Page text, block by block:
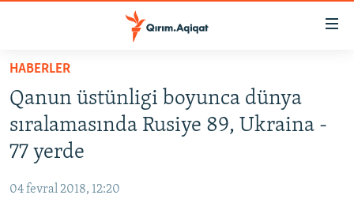
Esas
qaytmaq
Baş
navigatsiyağa
qaytmaq
Qıdıruvğa
SİYASET
İQTİSADİYAT
MEDENİYET
HABERLER
Qanun üstünligi boyunca dünya
sıralamasında Rusiye 89, Ukraina -
77 yerde
04 fevral 2018, 12:20